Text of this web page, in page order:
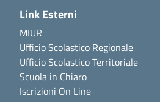
Link Esterni
MIUR
Ufficio Scolastico Regionale
Ufficio Scolastico Territoriale
Scuola in Chiaro
Iscrizioni On Line